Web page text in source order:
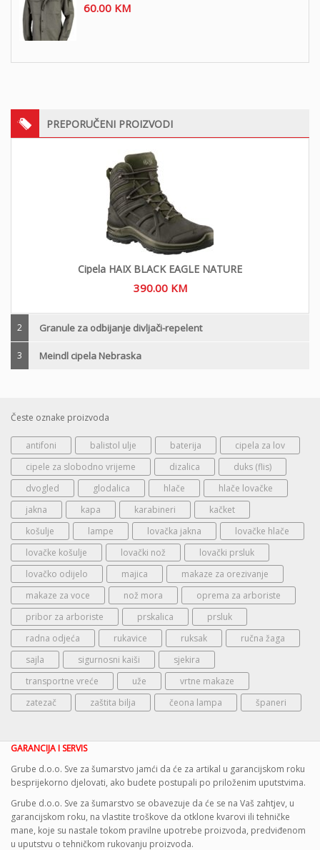
60.00 KM
PREPORUČENI PROIZVODI
Cipela HAIX BLACK EAGLE NATURE
390.00 KM
2 Granule za odbijanje divljači-repelent
3 Meindl cipela Nebraska
Česte oznake proizvoda
antifoni balistol ulje baterija
cipela za lov
cipele za slobodno vrijeme
dizalica
duks (flis)
dvogled
glodalica hlače
hlače lovačke
jakna
kapa karabineri
kačket
košulje
lampe lovačka jakna
lovačke hlače
lovačke košulje
lovački nož
lovački prsluk
lovačko odijelo
majica
makaze za orezivanje
makaze za voce
nož mora
oprema za arboriste
pribor za arboriste
prskalica
prsluk
radna odjeća
rukavice ruksak
ručna žaga
sajla
sigurnosni kaiši
sjekira
transportne vreće
uže
vrtne makaze
zatezač
zaštita bilja čeona lampa španeri
GARANCIJA I SERVIS
Grube d.o.o. Sve za šumarstvo jamći da će za artikal u garancijskom roku
besprijekorno djelovati, ako budete postupali po priloženim uputstvima.
Grube d.o.o. Sve za šumarstvo se obavezuje da će se na Vaš zahtjev, u
garancijskom roku, na vlastite troškove da otklone kvarovi ili tehničke
mane, koje su nastale tokom pravilne upotrebe proizvoda, predviđenom
u uputstvu o tehničkom rukovanju proizvoda.